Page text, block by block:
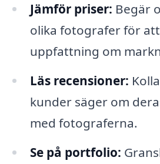
Jämför priser: Begär
olika fotografer för
uppfattning om
Läs recensioner:
kunder säger om
med fotograferna.
Se på portfolio: